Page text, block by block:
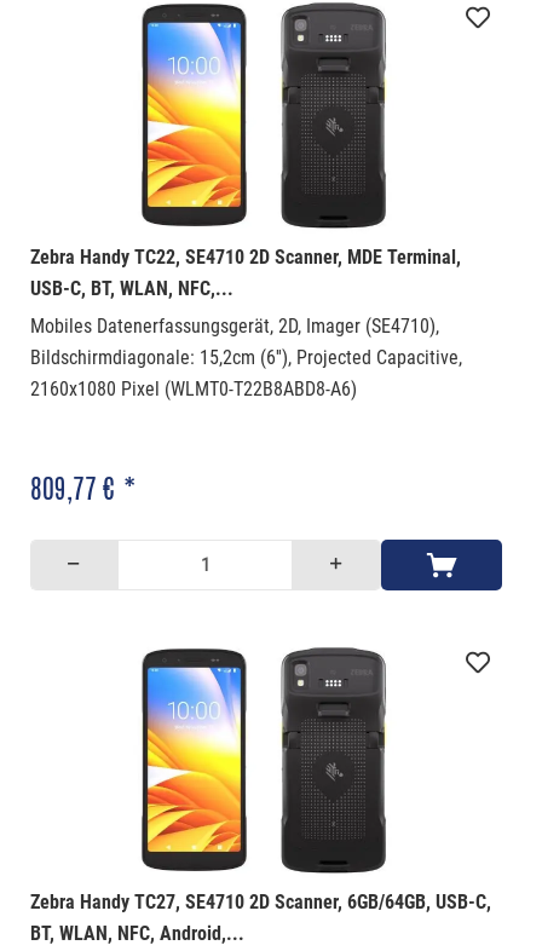
Zebra Handy TC22, SE4710 2D Scanner, MDE Terminal,
USB-C, BT, WLAN, NFC,...
Mobiles Datenerfassungsgerät, 2D, Imager (SE4710),
Bildschirmdiagonale: 15,2cm (6''), Projected Capacitive,
2160x1080 Pixel (WLMT0-T22B8ABD8-A6)
809,77 € *
Zebra Handy TC27, SE4710 2D Scanner, 6GB/64GB, USB-C,
BT, WLAN, NFC, Android,...